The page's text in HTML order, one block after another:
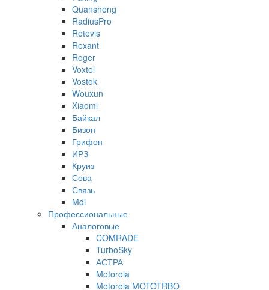
Quansheng
RadiusPro
Retevis
Rexant
Roger
Voxtel
Vostok
Wouxun
Xiaomi
Байкал
Бизон
Грифон
ИРЗ
Круиз
Сова
Связь
Mdi
Профессиональные
Аналоговые
COMRADE
TurboSky
АСТРА
Motorola
Motorola MOTOTRBO